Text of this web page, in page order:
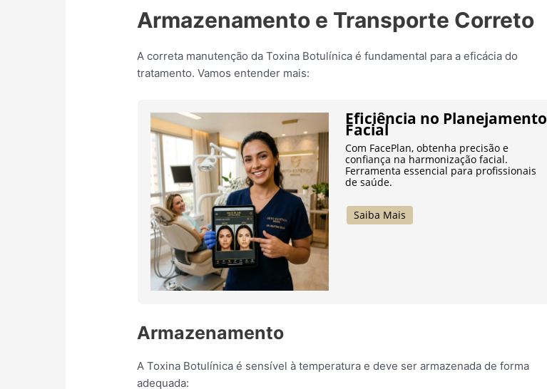
Armazenamento e Transporte Correto
A correta manutenção da Toxina Botulínica é fundamental para a eficácia do
tratamento. Vamos entender mais:
Eficiência no Planejamento
Facial
Com FacePlan, obtenha precisão e
confiança na harmonização facial.
Ferramenta essencial para profissionais
de saúde.
Saiba Mais
Armazenamento
A Toxina Botulínica é sensível à temperatura e deve ser armazenada de forma
adequada: